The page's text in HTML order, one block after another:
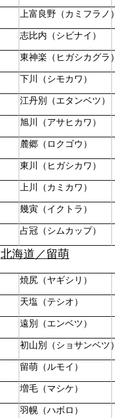
上富良野（カミフラノ）
志比内（シビナイ）
東神楽（ヒガシカグラ）
下川（シモカワ）
江丹別（エタンベツ）
旭川（アサヒカワ）
麓郷（ロクゴウ）
東川（ヒガシカワ）
上川（カミカワ）
幾寅（イクトラ）
占冠（シムカップ）
北海道／留萌
焼尻（ヤギシリ）
天塩（テシオ）
遠別（エンベツ）
初山別（ショサンベツ）
留萌（ルモイ）
増毛（マシケ）
羽幌（ハボロ）